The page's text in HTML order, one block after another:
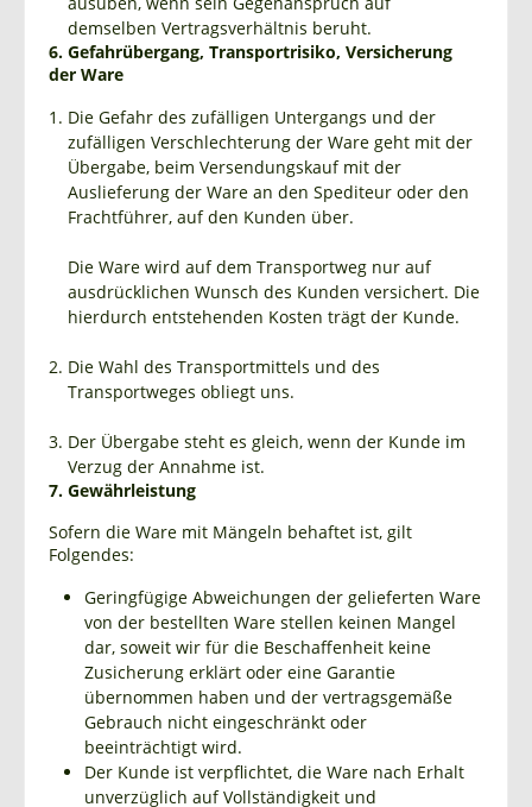
demselben Vertragsverhältnis beruht.
6. Gefahrübergang, Transportrisiko, Versicherung
der Ware
Die Gefahr des zufälligen Untergangs und der
zufälligen Verschlechterung der Ware geht mit der
Übergabe, beim Versendungskauf mit der
Auslieferung der Ware an den Spediteur oder den
Frachtführer, auf den Kunden über.
Die Ware wird auf dem Transportweg nur auf
ausdrücklichen Wunsch des Kunden versichert. Die
hierdurch entstehenden Kosten trägt der Kunde.
Die Wahl des Transportmittels und des
Transportweges obliegt uns.
Der Übergabe steht es gleich, wenn der Kunde im
Verzug der Annahme ist.
7. Gewährleistung
Sofern die Ware mit Mängeln behaftet ist, gilt
Folgendes:
Geringfügige Abweichungen der gelieferten Ware
von der bestellten Ware stellen keinen Mangel
dar, soweit wir für die Beschaffenheit keine
Zusicherung erklärt oder eine Garantie
übernommen haben und der vertragsgemäße
Gebrauch nicht eingeschränkt oder
beeinträchtigt wird.
Der Kunde ist verpflichtet, die Ware nach Erhalt
unverzüglich auf Vollständigkeit und